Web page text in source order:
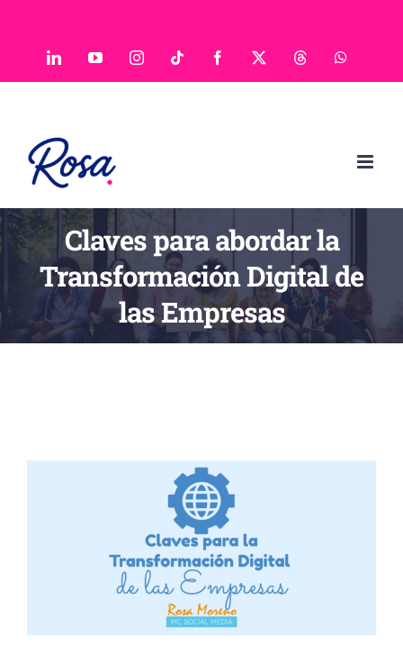
LinkedInYouTubeInstagramTiktok Facebook Threads
Claves para abordar la
Transformación Digital de
las Empresas